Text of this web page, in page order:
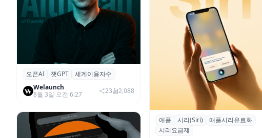
오픈AI 챗GPT, 출시 3년 8개월 만
에 활성 이용자 10억 명 돌파
오픈AI 챗GPT
세계이용자수
Welaunch
8월 3일 오전 6:27
23 2,088
애플, AI 시리 '사용량 기반 유료화'
예고…팀 쿡, AI 수익화 언급
​애플 시리(Siri)
애플시리유료화
시리요금제